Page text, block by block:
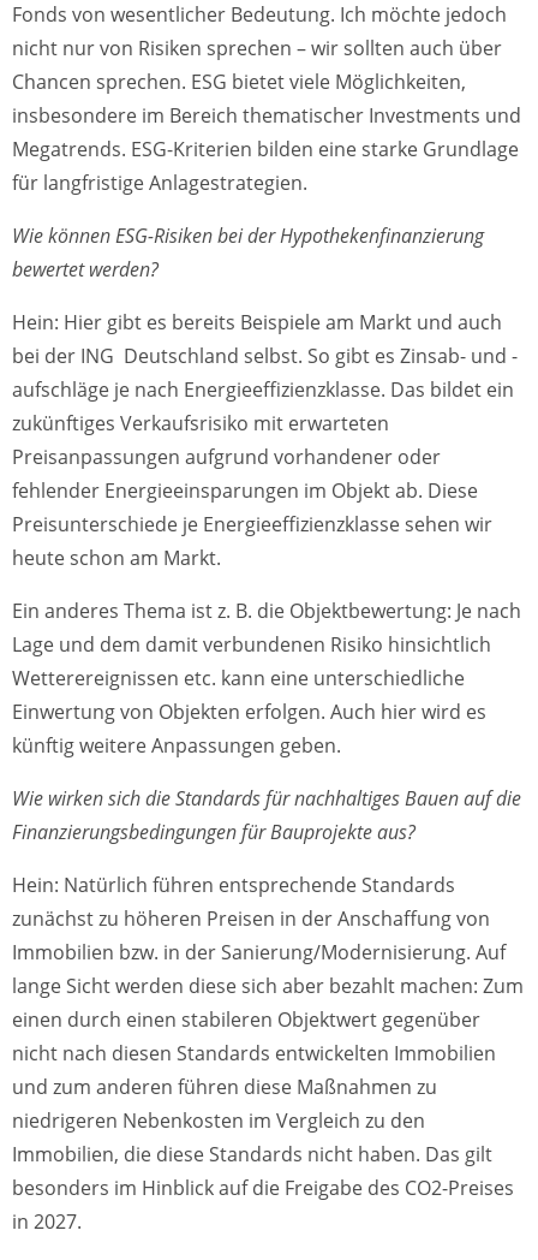
Fonds von wesentlicher Bedeutung. Ich möchte jedoch
nicht nur von Risiken sprechen – wir sollten auch über
Chancen sprechen. ESG bietet viele Möglichkeiten,
insbesondere im Bereich thematischer Investments und
Megatrends. ESG-Kriterien bilden eine starke Grundlage
für langfristige Anlagestrategien.
Wie können ESG-Risiken bei der Hypothekenfinanzierung
bewertet werden?
Hein: Hier gibt es bereits Beispiele am Markt und auch
bei der ING Deutschland selbst. So gibt es Zinsab- und -
aufschläge je nach Energieeffizienzklasse. Das bildet ein
zukünftiges Verkaufsrisiko mit erwarteten
Preisanpassungen aufgrund vorhandener oder
fehlender Energieeinsparungen im Objekt ab. Diese
Preisunterschiede je Energieeffizienzklasse sehen wir
heute schon am Markt.
Ein anderes Thema ist z. B. die Objektbewertung: Je nach
Lage und dem damit verbundenen Risiko hinsichtlich
Wetterereignissen etc. kann eine unterschiedliche
Einwertung von Objekten erfolgen. Auch hier wird es
künftig weitere Anpassungen geben.
Wie wirken sich die Standards für nachhaltiges Bauen auf die
Finanzierungsbedingungen für Bauprojekte aus?
Hein: Natürlich führen entsprechende Standards
zunächst zu höheren Preisen in der Anschaffung von
Immobilien bzw. in der Sanierung/Modernisierung. Auf
lange Sicht werden diese sich aber bezahlt machen: Zum
einen durch einen stabileren Objektwert gegenüber
nicht nach diesen Standards entwickelten Immobilien
und zum anderen führen diese Maßnahmen zu
niedrigeren Nebenkosten im Vergleich zu den
Immobilien, die diese Standards nicht haben. Das gilt
besonders im Hinblick auf die Freigabe des CO2-Preises
in 2027.